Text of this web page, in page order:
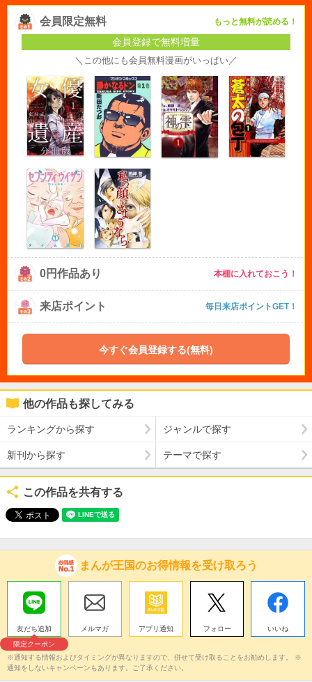
会員限定無料 もっと無料が読める！
会員登録で無料増量
＼この他にも会員無料漫画がいっぱい／
0円作品あり 本棚に入れておこう！
来店ポイント 毎日来店ポイントGET！
今すぐ会員登録する(無料)
他の作品も探してみる
ランキングから探す ジャンルで探す
新刊から探す テーマで探す
この作品を共有する
まんが王国のお得情報を受け取ろう
友だち追加
限定クーポン
メルマガ アプリ通知 フォロー いいね
※通知する情報およびタイミングが異なりますので、併せて受け取ることをお勧めします。 ※
通知をしないキャンペーンもあります。ご了承ください。